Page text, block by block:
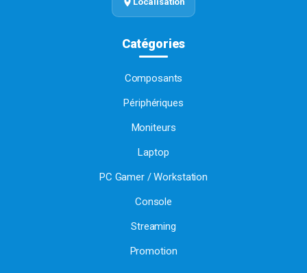
Catégories
Composants
Périphériques
Moniteurs
Laptop
PC Gamer / Workstation
Console
Streaming
Promotion